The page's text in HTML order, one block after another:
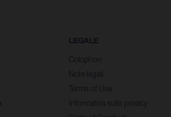
LEGALE
Colophon
Note legali
Terms of Use
Informativa sulla privacy